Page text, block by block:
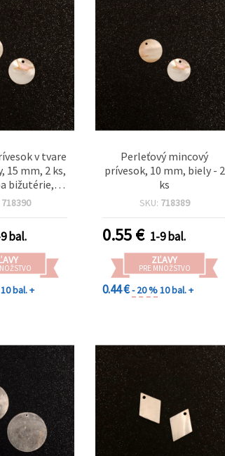
v tvare
15 mm, 2 ks,
bižutérie,
dekorácia
718390
bal.
10 bal. +
Perleťový mincový
prívesok, 10 mm, biely - 2
ks
SKU: 718389
0.55€ 1-9 bal.
ZĽAVY
PRE MNOŽSTVO
0.44 €- 20 %10 bal. +